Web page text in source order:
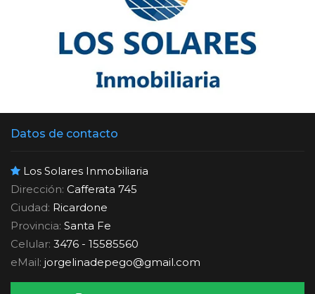
Datos de contacto
Los Solares Inmobiliaria
Dirección: Cafferata 745
Ciudad: Ricardone
Provincia: Santa Fe
Celular: 3476 - 15585560
eMail: jorgelinadepego@gmail.com